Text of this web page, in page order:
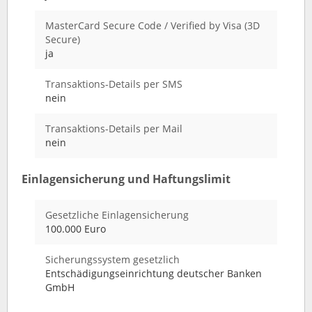
MasterCard Secure Code / Verified by Visa (3D
Secure)
ja
Transaktions-Details per SMS
nein
Transaktions-Details per Mail
nein
Einlagensicherung und Haftungslimit
Gesetzliche Einlagensicherung
100.000 Euro
Sicherungssystem gesetzlich
Entschädigungseinrichtung deutscher Banken
GmbH